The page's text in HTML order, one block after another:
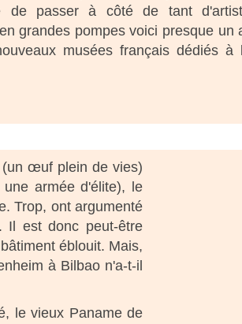
de passer à côté de tant
grandes pompes voici presque un
musées français dédiés
œuf plein de vies)
armée d'élite), le
Trop, ont argumenté
Il est donc peut-être
éblouit. Mais,
à Bilbao n'a-t-il
le vieux Paname de